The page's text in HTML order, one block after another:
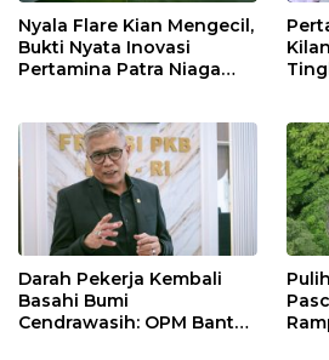
Nyala Flare Kian Mengecil,
Bukti Nyata Inovasi
Pertamina Patra Niaga
Darah Pekerja Kembali
Basahi Bumi
Cendrawasih: OPM Bantai